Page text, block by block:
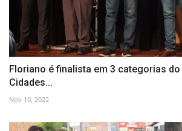
Floriano é finalista em 3 categorias do
Cidades...
Nov 10, 2022